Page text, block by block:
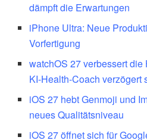
dämpft die Erwartungen
iPhone Ultra: Neue
Vorfertigung
watchOS 27 verbessert
KI-Health-Coach verzögert
iOS 27 hebt Genmoji und
neues Qualitätsniveau
iOS 27 öffnet sich für